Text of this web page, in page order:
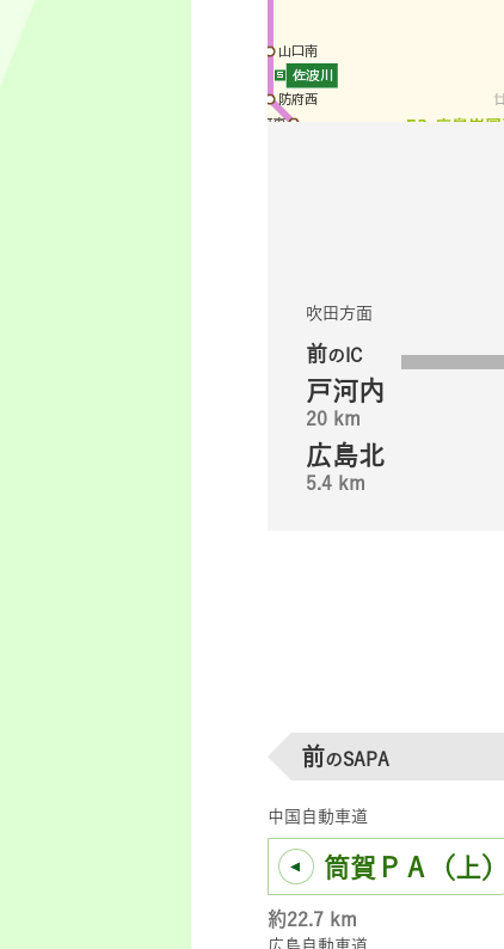
吹田方面
前のIC
戸河内
20 km
広島北
5.4 km
前のSAPA
中国自動車道
筒賀ＰＡ（上）
約22.7 km
広島自動車道